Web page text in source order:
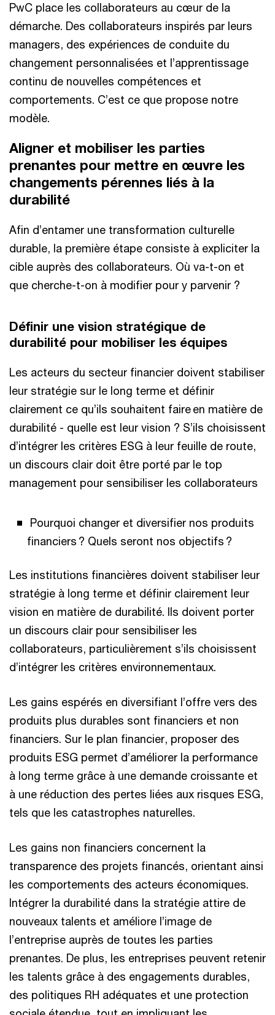
PwC place les collaborateurs au cœur de la
démarche. Des collaborateurs inspirés par leurs
managers, des expériences de conduite du
changement personnalisées et l’apprentissage
continu de nouvelles compétences et
comportements. C’est ce que propose notre
modèle.
Aligner et mobiliser les parties
prenantes pour mettre en œuvre les
changements pérennes liés à la
durabilité
Afin d’entamer une transformation culturelle
durable, la première étape consiste à expliciter la
cible auprès des collaborateurs. Où va-t-on et
que cherche-t-on à modifier pour y parvenir ?
Définir une vision stratégique de
durabilité pour mobiliser les équipes
Les acteurs du secteur financier doivent stabiliser
leur stratégie sur le long terme et définir
clairement ce qu’ils souhaitent faire en matière de
durabilité - quelle est leur vision ? S’ils choisissent
d’intégrer les critères ESG à leur feuille de route,
un discours clair doit être porté par le top
management pour sensibiliser les collaborateurs
Pourquoi changer et diversifier nos produits
financiers ? Quels seront nos objectifs ?
Les institutions financières doivent stabiliser leur
stratégie à long terme et définir clairement leur
vision en matière de durabilité. Ils doivent porter
un discours clair pour sensibiliser les
collaborateurs, particulièrement s’ils choisissent
d’intégrer les critères environnementaux.
Les gains espérés en diversifiant l’offre vers des
produits plus durables sont financiers et non
financiers. Sur le plan financier, proposer des
produits ESG permet d’améliorer la performance
à long terme grâce à une demande croissante et
à une réduction des pertes liées aux risques ESG,
tels que les catastrophes naturelles.
Les gains non financiers concernent la
transparence des projets financés, orientant ainsi
les comportements des acteurs économiques.
Intégrer la durabilité dans la stratégie attire de
nouveaux talents et améliore l’image de
l’entreprise auprès de toutes les parties
prenantes. De plus, les entreprises peuvent retenir
les talents grâce à des engagements durables,
des politiques RH adéquates et une protection